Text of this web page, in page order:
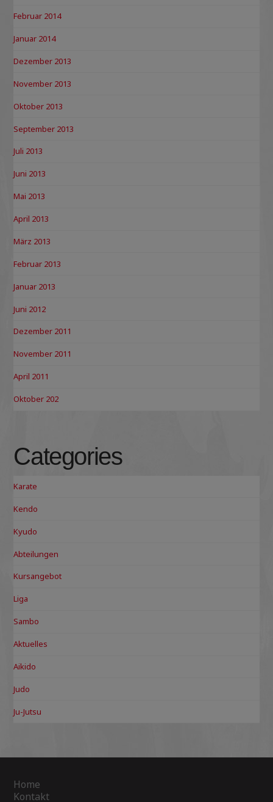
Februar 2014
Januar 2014
Dezember 2013
November 2013
Oktober 2013
September 2013
Juli 2013
Juni 2013
Mai 2013
April 2013
März 2013
Februar 2013
Januar 2013
Juni 2012
Dezember 2011
November 2011
April 2011
Oktober 202
Categories
Karate
Kendo
Kyudo
Abteilungen
Kursangebot
Liga
Sambo
Aktuelles
Aikido
Judo
Ju-Jutsu
Home
Kontakt